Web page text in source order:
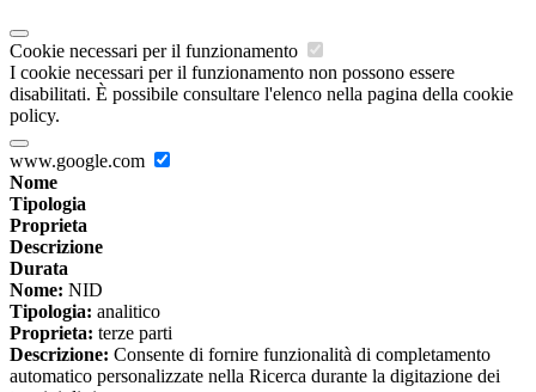
Cookie necessari per il funzionamento
I cookie necessari per il funzionamento non possono essere
disabilitati. È possibile consultare l'elenco nella pagina della cookie
policy.
www.google.com
Nome
Tipologia
Proprieta
Descrizione
Durata
Nome: NID
Tipologia: analitico
Proprieta: terze parti
Descrizione: Consente di fornire funzionalità di completamento
automatico personalizzate nella Ricerca durante la digitazione dei